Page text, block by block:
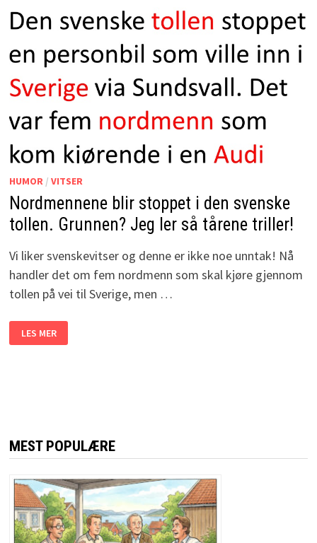
HUMOR/ VITSER
Nordmennene blir stoppet i den svenske
tollen. Grunnen? Jeg ler så tårene triller!
Vi liker svenskevitser og denne er ikke noe unntak! Nå
handler det om fem nordmenn som skal kjøre gjennom
tollen på vei til Sverige, men …
NORDMENNENE
BLIR
STOPPET
TRILLER!
LES MER
MEST POPULÆRE